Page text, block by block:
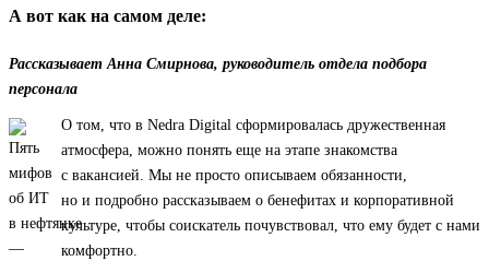
А вот как на самом деле:
Рассказывает Анна Смирнова, руководитель отдела подбора
персонала
О том, что в Nedra Digital сформировалась дружественная
атмосфера, можно понять еще на этапе знакомства
с вакансией. Мы не просто описываем обязанности,
но и подробно рассказываем о бенефитах и корпоративной
культуре, чтобы соискатель почувствовал, что ему будет с нами
комфортно.